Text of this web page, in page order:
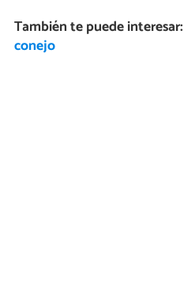
También te puede interesar:
conejo